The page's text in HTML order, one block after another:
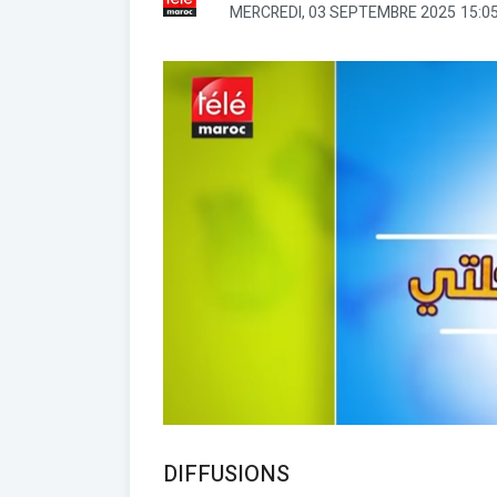
MERCREDI, 03 SEPTEMBRE 2025
DIFFUSIONS